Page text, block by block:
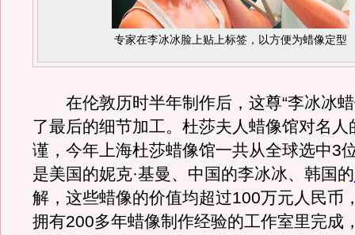
专家在李冰冰脸上贴上标签，以方便为蜡像定型
在伦敦历时半年制作后，这尊“李冰冰蜡
了最后的细节加工。杜莎夫人蜡像馆对名人
谨，今年上海杜莎蜡像馆一共从全球选中3
是美国的妮克·基曼、中国的李冰冰、韩国的
解，这些蜡像的价值均超过100万元人民币
拥有200多年蜡像制作经验的工作室里完成